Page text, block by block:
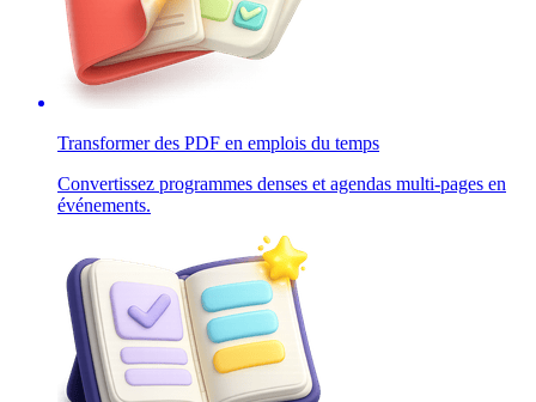
Transformer des PDF en emplois du temps
Convertissez programmes denses et agendas multi-pages en
événements.